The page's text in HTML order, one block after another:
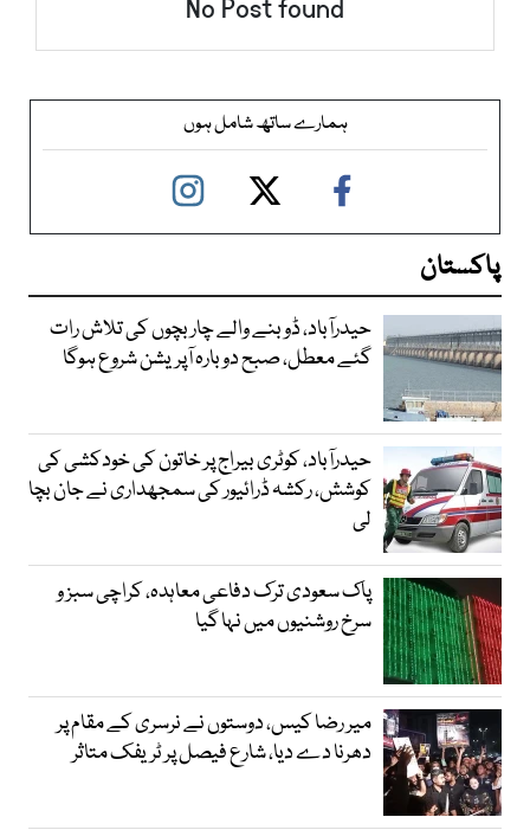
No Post found
ہمارے ساتھ شامل ہوں
پاکستان
حیدرآباد، ڈوبنے والے چار بچوں کی تلاش رات
گئے معطل، صبح دوبارہ آپریشن شروع ہوگا
حیدرآباد، کوٹری بیراج پر خاتون کی خودکشی کی
کوشش، رکشہ ڈرائیور کی سمجھداری نے جان بچا
لی
پاک سعودی ترک دفاعی معاہدہ، کراچی سبز و
سرخ روشنیوں میں نہا گیا
میر رضا کیس، دوستوں نے نرسری کے مقام پر
دھرنا دے دیا، شارع فیصل پر ٹریفک متاثر